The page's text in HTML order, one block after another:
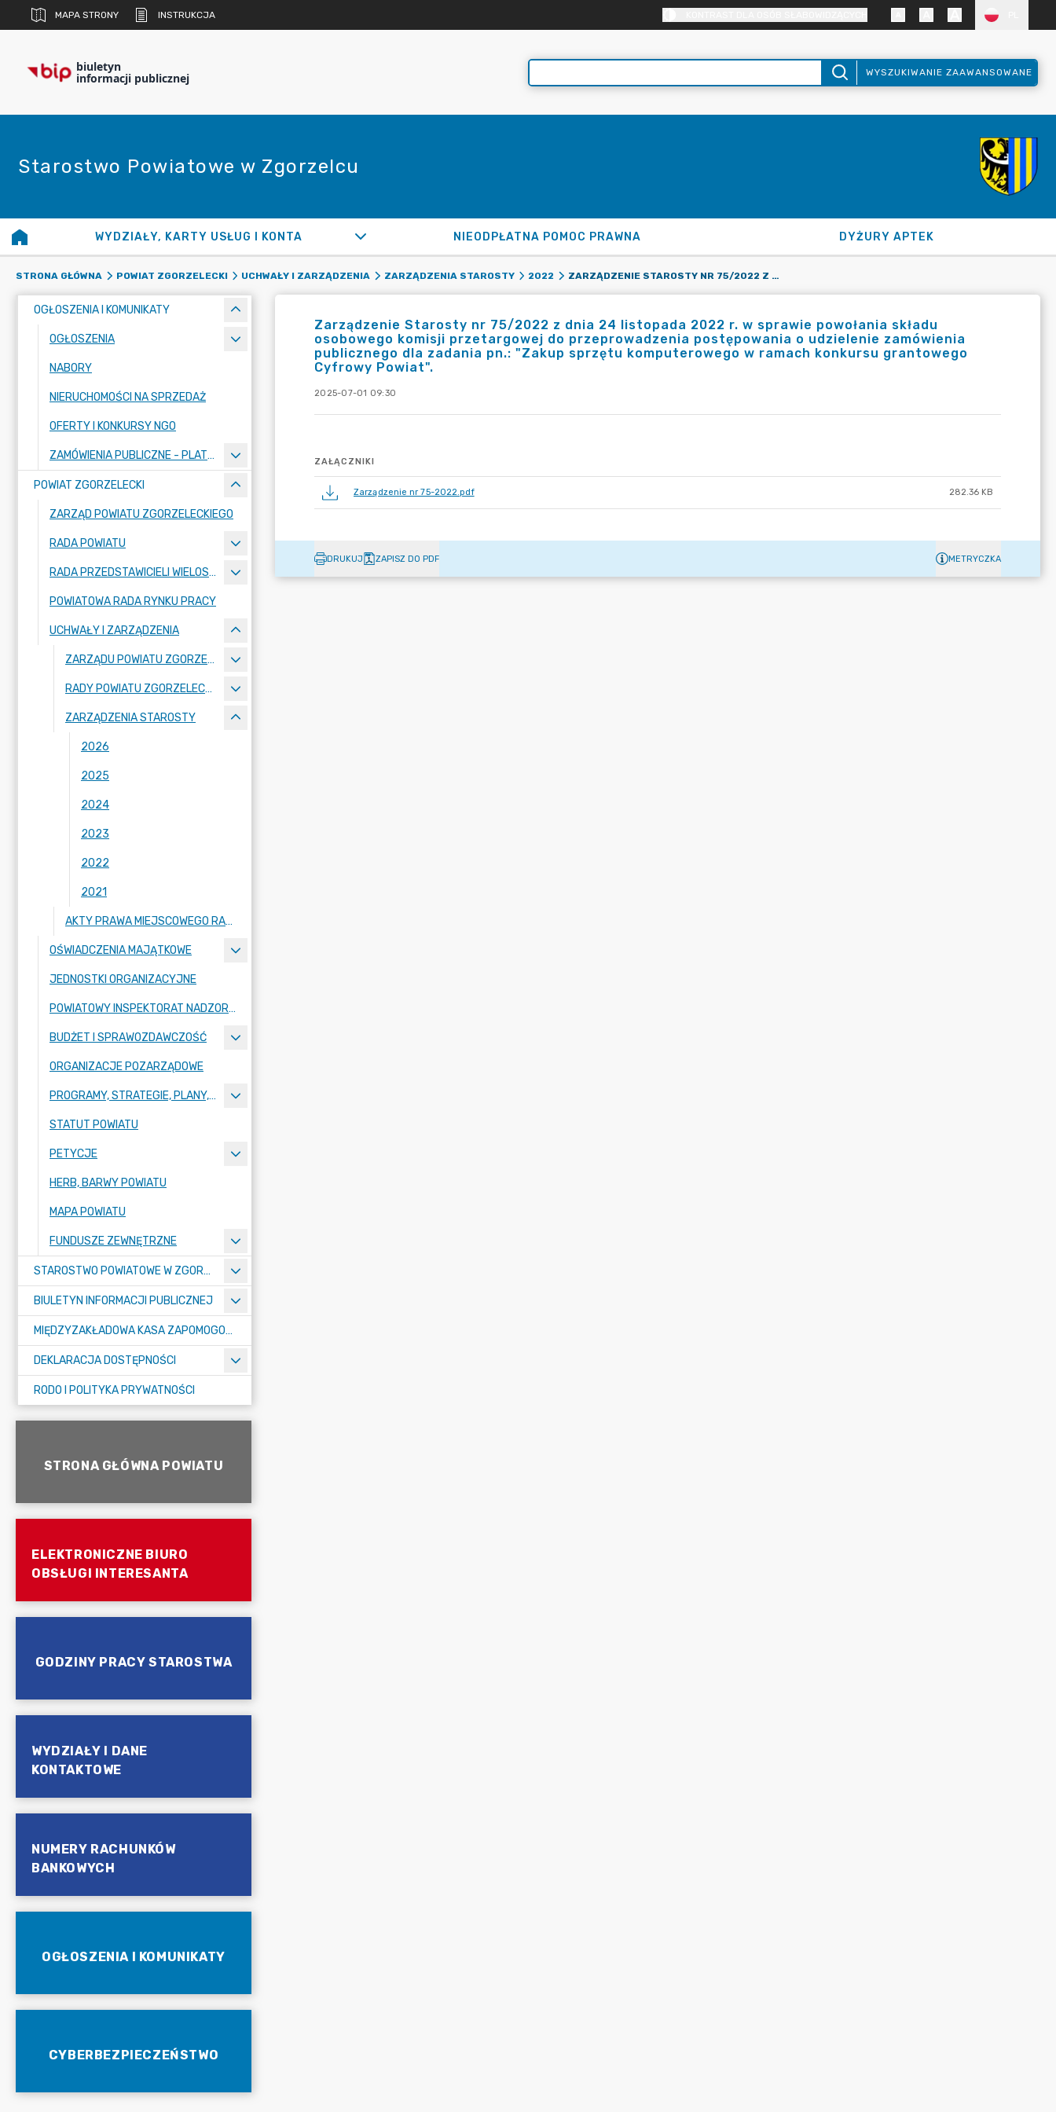
MAPA STRONY INSTRUKCJA
biuletyn
informacji publicznej WYSZUKIWANIE ZAAWANSOWANE
Starostwo Powiatowe w Zgorzelcu
WYDZIAŁY, KARTY USŁUG I KONTA NIEODPŁATNA POMOC PRAWNA DYŻURY APTEK
STRONA GŁÓWNA POWIAT ZGORZELECKI UCHWAŁY I ZARZĄDZENIA ZARZĄDZENIA STAROSTY 2022 ZARZĄDZENIE STAROSTY NR 75/2022 Z DNIA 24 LISTOPADA 2022 R. W SPRAWIE POWOŁANIA SKŁADU OSOBOWEGO KOMISJI PRZETARGOWEJ DO PRZEPROWADZENIA POSTĘPOWANIA O UDZIELENIE ZAMÓWIENIA PUBLICZNEGO DLA ZADANIA PN.: "ZAKUP SPRZĘTU KOMPUTEROWEGO W RAMACH KONKURSU GRANTOWEGO CYFROWY POWIAT".
OGŁOSZENIA I KOMUNIKATY
OGŁOSZENIA
NABORY
NIERUCHOMOŚCI NA SPRZEDAŻ
OFERTY I KONKURSY NGO
ZAMÓWIENIA PUBLICZNE - PLATFORMA ZAKUPOWA
POWIAT ZGORZELECKI
ZARZĄD POWIATU ZGORZELECKIEGO
RADA POWIATU
RADA PRZEDSTAWICIELI WIELOSPECJALISTYCZNEGO ZESPOŁU OPIEKI ZDROWOTNEJ "BOLESŁAWIEC-ZGORZELEC" SAMODZIELNEGO PUBLICZNEGO ZAKŁADU OPIEKI ZDROWOTNEJ
POWIATOWA RADA RYNKU PRACY
UCHWAŁY I ZARZĄDZENIA
ZARZĄDU POWIATU ZGORZELECKIEGO
RADY POWIATU ZGORZELECKIEGO
ZARZĄDZENIA STAROSTY
2026
2025
2024
2023
2022
2021
AKTY PRAWA MIEJSCOWEGO RADY POWIATU ZGORZELECKIEGO
OŚWIADCZENIA MAJĄTKOWE
JEDNOSTKI ORGANIZACYJNE
POWIATOWY INSPEKTORAT NADZORU BUDOWLANEGO
BUDŻET I SPRAWOZDAWCZOŚĆ
ORGANIZACJE POZARZĄDOWE
PROGRAMY, STRATEGIE, PLANY, RAPORTY
STATUT POWIATU
PETYCJE
HERB, BARWY POWIATU
MAPA POWIATU
FUNDUSZE ZEWNĘTRZNE
STAROSTWO POWIATOWE W ZGORZELCU
BIULETYN INFORMACJI PUBLICZNEJ
MIĘDZYZAKŁADOWA KASA ZAPOMOGOWO-POŻYCZKOWA
DEKLARACJA DOSTĘPNOŚCI
RODO I POLITYKA PRYWATNOŚCI
STRONA GŁÓWNA POWIATU
ELEKTRONICZNE BIURO
OBSŁUGI INTERESANTA
GODZINY PRACY STAROSTWA
WYDZIAŁY I DANE
KONTAKTOWE
NUMERY RACHUNKÓW
BANKOWYCH
OGŁOSZENIA I KOMUNIKATY
CYBERBEZPIECZEŃSTWO
Zarządzenie Starosty nr 75/2022 z dnia 24 listopada 2022 r. w sprawie powołania składu
osobowego komisji przetargowej do przeprowadzenia postępowania o udzielenie zamówienia
publicznego dla zadania pn.: "Zakup sprzętu komputerowego w ramach konkursu grantowego
Cyfrowy Powiat".
2025-07-01 09:30
ZAŁĄCZNIKI
Zarządzenie nr 75-2022.pdf 282.36 KB
DRUKUJ ZAPISZ DO PDF METRYCZKA